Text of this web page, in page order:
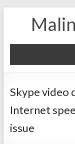
Skype video
Internet
issue